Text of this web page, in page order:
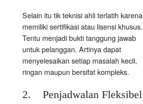
Selain itu tik teknisi ahli terlatih karena
memiliki sertifikasi atau lisensi khusus.
Tentu menjadi bukti tanggung jawab
untuk pelanggan. Artinya dapat
menyelesaikan setiap masalah kecil,
ringan maupun bersifat kompleks.
2. Penjadwalan Fleksibel